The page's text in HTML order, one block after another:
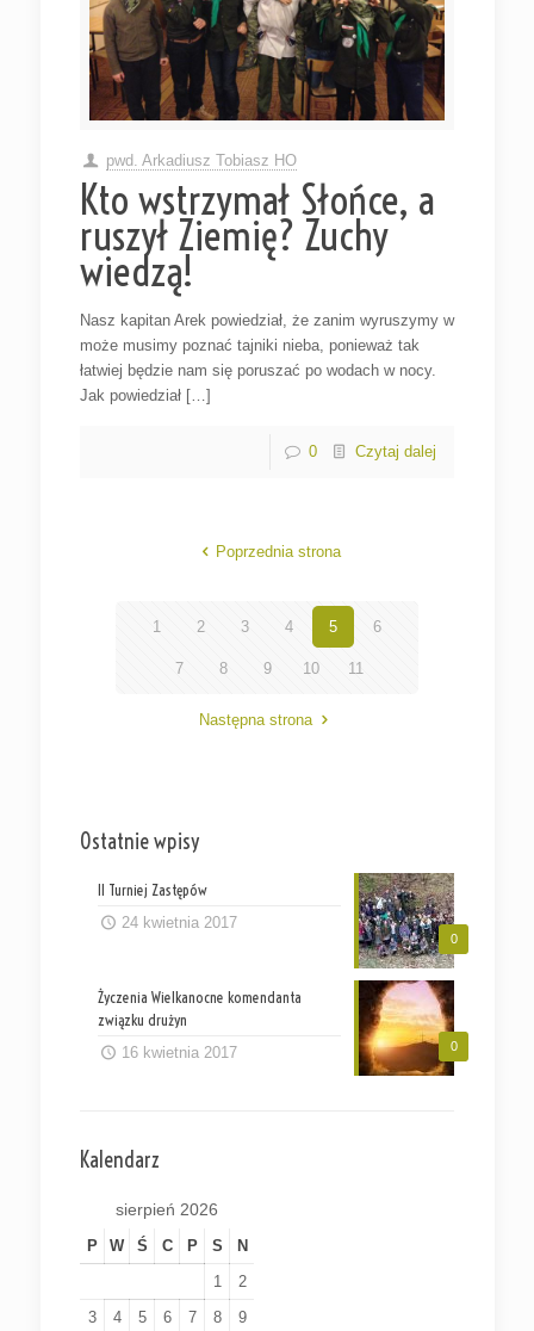
pwd. Arkadiusz Tobiasz HO
Kto wstrzymał Słońce, a
ruszył Ziemię? Zuchy
wiedzą!
Nasz kapitan Arek powiedział, że zanim wyruszymy w
może musimy poznać tajniki nieba, ponieważ tak
łatwiej będzie nam się poruszać po wodach w nocy.
Jak powiedział […]
0 Czytaj dalej
Poprzednia strona
1 2 3 4 5 6
7 8 9 10 11
Następna strona
Ostatnie wpisy
0
II Turniej Zastępów
24 kwietnia 2017
0
Życzenia Wielkanocne komendanta
związku drużyn
16 kwietnia 2017
Kalendarz
sierpień 2026
P W Ś C P S
N
1
2
3
4 5 6 7 8
9